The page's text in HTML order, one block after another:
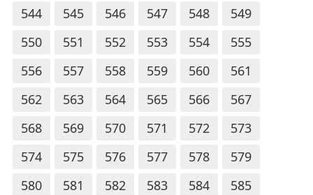
544
545 546 547 548
549
550
551 552 553 554
555
556
557 558 559 560
561
562
563 564 565 566
567
568
569 570 571 572
573
574
575 576 577 578
579
580
581 582 583 584
585